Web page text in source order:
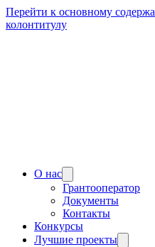
Перейти к основному
колонтитулу
О нас
Грантооператор
Документы
Контакты
Конкурсы
Лучшие проекты